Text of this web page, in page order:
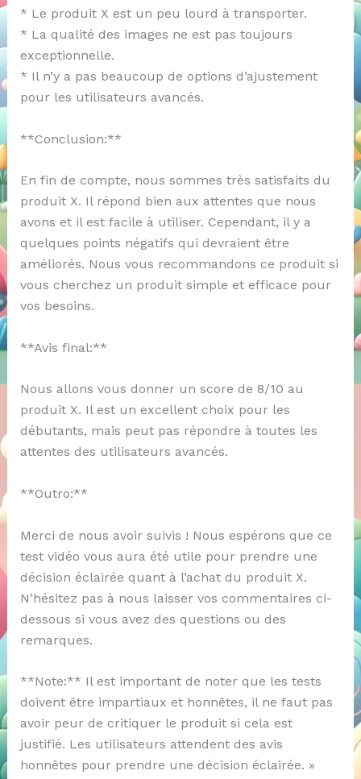
* Le produit X est un peu lourd à transporter.
* La qualité des images ne est pas toujours
exceptionnelle.
* Il n’y a pas beaucoup de options d’ajustement
pour les utilisateurs avancés.
**Conclusion:**
En fin de compte, nous sommes très satisfaits du
produit X. Il répond bien aux attentes que nous
avons et il est facile à utiliser. Cependant, il y a
quelques points négatifs qui devraient être
améliorés. Nous vous recommandons ce produit si
vous cherchez un produit simple et efficace pour
vos besoins.
**Avis final:**
Nous allons vous donner un score de 8/10 au
produit X. Il est un excellent choix pour les
débutants, mais peut pas répondre à toutes les
attentes des utilisateurs avancés.
**Outro:**
Merci de nous avoir suivis ! Nous espérons que ce
test vidéo vous aura été utile pour prendre une
décision éclairée quant à l’achat du produit X.
N’hésitez pas à nous laisser vos commentaires ci-
dessous si vous avez des questions ou des
remarques.
**Note:** Il est important de noter que les tests
doivent être impartiaux et honnêtes, il ne faut pas
avoir peur de critiquer le produit si cela est
justifié. Les utilisateurs attendent des avis
honnêtes pour prendre une décision éclairée. »